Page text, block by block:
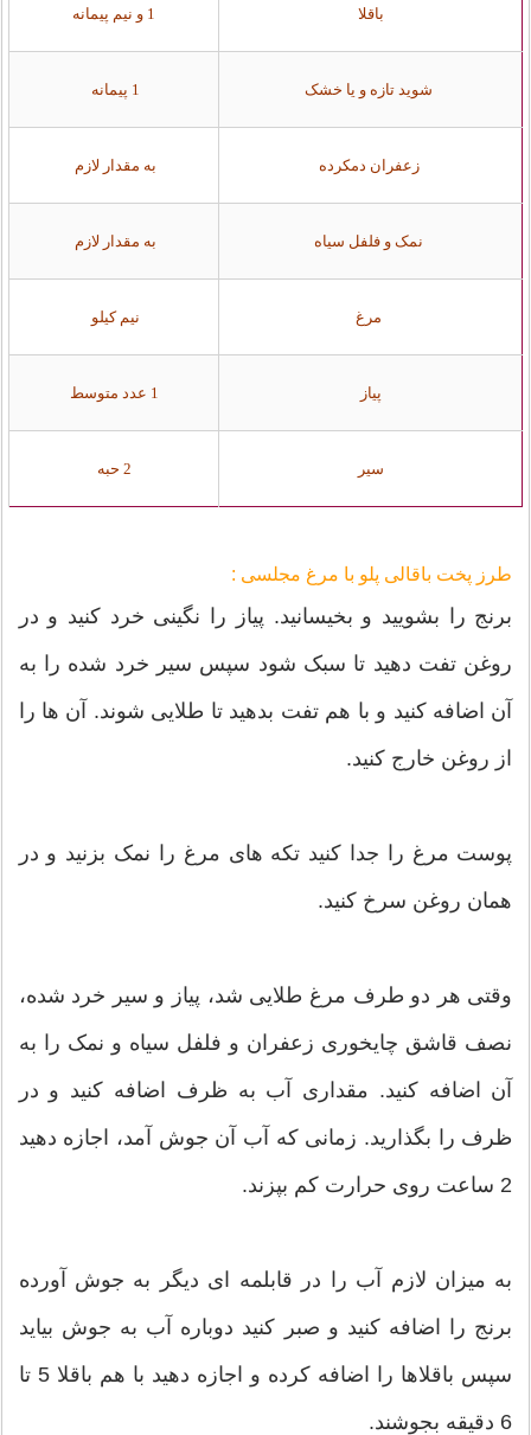
باقلا 1 و نیم پیمانه
شوید تازه و یا خشک 1 پیمانه
زعفران دمکرده به مقدار لازم
نمک و فلفل سیاه به مقدار لازم
مرغ نیم کیلو
پیاز 1 عدد متوسط
سیر 2 حبه
طرز پخت باقالی پلو با مرغ مجلسی :
برنج را بشویید و بخیسانید. پیاز را نگینی خرد کنید و در
روغن تفت دهید تا سبک شود سپس سیر خرد شده را به
آن اضافه کنید و با هم تفت بدهید تا طلایی شوند. آن ها را
از روغن خارج کنید.
پوست مرغ را جدا کنید تکه های مرغ را نمک بزنید و در
همان روغن سرخ کنید.
وقتی هر دو طرف مرغ طلایی شد، پیاز و سیر خرد شده،
نصف قاشق چایخوری زعفران و فلفل سیاه و نمک را به
آن اضافه کنید. مقداری آب به ظرف اضافه کنید و در
ظرف را بگذارید. زمانی که آب آن جوش آمد، اجازه دهید
2 ساعت روی حرارت کم بپزند.
به میزان لازم آب را در قابلمه ای دیگر به جوش آورده
برنج را اضافه کنید و صبر کنید دوباره آب به جوش بیاید
سپس باقلاها را اضافه کرده و اجازه دهید با هم باقلا 5 تا
6 دقیقه بجوشند.